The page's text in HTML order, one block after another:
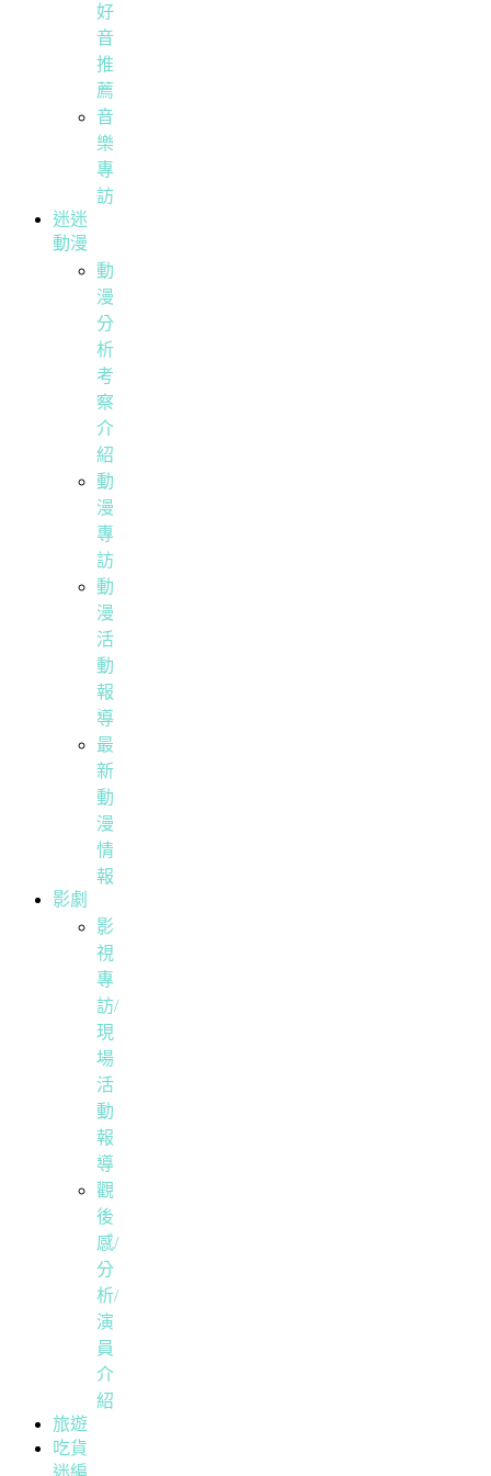
好
音
推
薦
音
樂
專
訪
迷迷
動漫
動
漫
分
析
考
察
介
紹
動
漫
專
訪
動
漫
活
動
報
導
最
新
動
漫
情
報
影劇
影
視
專
訪/
現
場
活
動
報
導
觀
後
感/
分
析/
演
員
介
紹
旅遊
吃貨
迷編